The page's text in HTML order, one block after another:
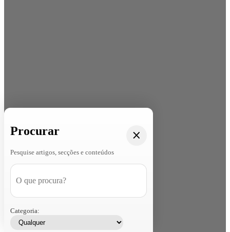
Procurar
Pesquise artigos, secções e conteúdos
Categoria: